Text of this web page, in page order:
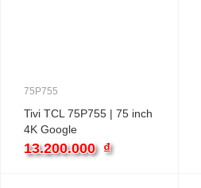
75P755
Tivi TCL 75P755 | 75 inch
4K Google
13.200.000 ₫